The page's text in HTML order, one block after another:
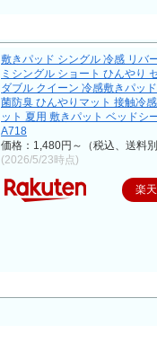
敷きパッド シングル 冷感 リバ
ミシングル ショート ひんやり
ダブル クイーン 冷感敷きパッ
菌防臭 ひんやりマット 接触冷
ット 夏用 敷きパット ベッドシ
A718
価格：1,480円～（税込、送料
(2026/5/23時点)
楽